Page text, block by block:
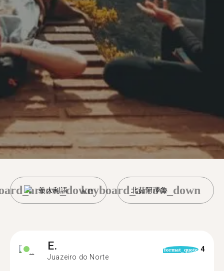
義大利語 北茹阿澤魯
keyboard_arrow_down
E.
Juazeiro do Norte
format_quote 4